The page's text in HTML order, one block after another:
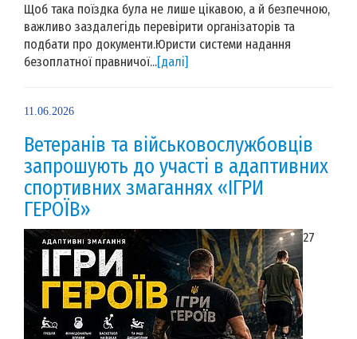
Щоб така поїздка була не лише цікавою, а й безпечною,
важливо заздалегідь перевірити організаторів та
подбати про документи.Юристи системи надання
безоплатної правничої...[далі]
11.06.2026
Ветеранів та військовослужбовців
запрошують до участі в адаптивних
спортивних змаганнях «ІГРИ
ГЕРОЇВ»
27